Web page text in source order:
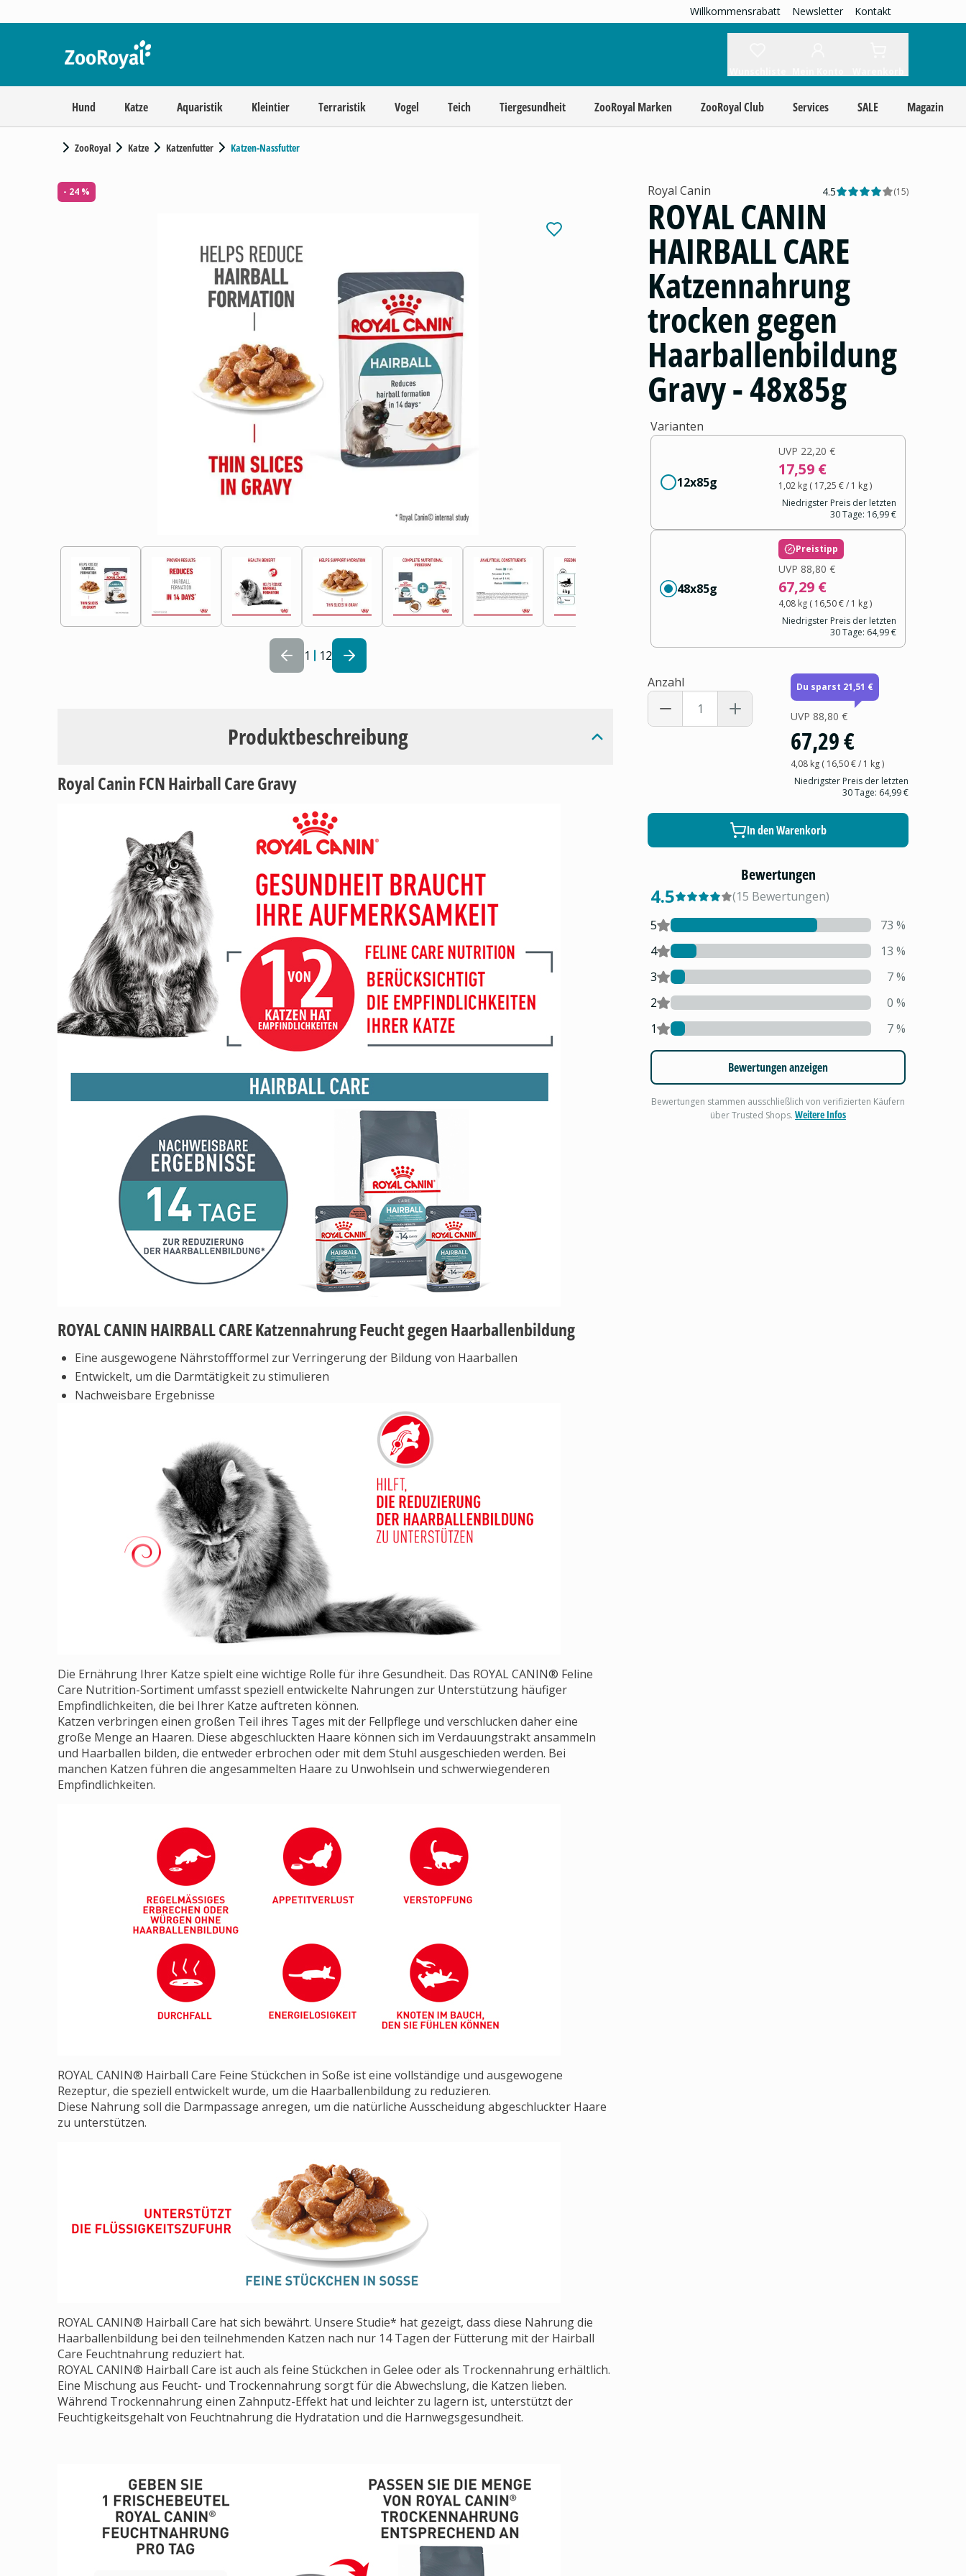
Willkommensrabatt Newsletter Kontakt
Hund Katze Aquaristik Kleintier Terraristik Vogel Teich Tiergesundheit ZooRoyal Marken ZooRoyal Club Services SALE Magazin
ZooRoyal Katze Katzenfutter Katzen-Nassfutter
- 24 %
1 12
Produktbeschreibung
Royal Canin FCN Hairball Care Gravy
ROYAL CANIN HAIRBALL CARE Katzennahrung Feucht gegen Haarballenbildung
Eine ausgewogene Nährstoffformel zur Verringerung der Bildung von Haarballen
Entwickelt, um die Darmtätigkeit zu stimulieren
Nachweisbare Ergebnisse
Die Ernährung Ihrer Katze spielt eine wichtige Rolle für ihre Gesundheit. Das ROYAL CANIN® Feline
Care Nutrition-Sortiment umfasst speziell entwickelte Nahrungen zur Unterstützung häufiger
Empfindlichkeiten, die bei Ihrer Katze auftreten können.
Katzen verbringen einen großen Teil ihres Tages mit der Fellpflege und verschlucken daher eine
große Menge an Haaren. Diese abgeschluckten Haare können sich im Verdauungstrakt ansammeln
und Haarballen bilden, die entweder erbrochen oder mit dem Stuhl ausgeschieden werden. Bei
manchen Katzen führen die angesammelten Haare zu Unwohlsein und schwerwiegenderen
Empfindlichkeiten.
ROYAL CANIN® Hairball Care Feine Stückchen in Soße ist eine vollständige und ausgewogene
Rezeptur, die speziell entwickelt wurde, um die Haarballenbildung zu reduzieren.
Diese Nahrung soll die Darmpassage anregen, um die natürliche Ausscheidung abgeschluckter Haare
zu unterstützen.
ROYAL CANIN® Hairball Care hat sich bewährt. Unsere Studie* hat gezeigt, dass diese Nahrung die
Haarballenbildung bei den teilnehmenden Katzen nach nur 14 Tagen der Fütterung mit der Hairball
Care Feuchtnahrung reduziert hat.
ROYAL CANIN® Hairball Care ist auch als feine Stückchen in Gelee oder als Trockennahrung erhältlich.
Eine Mischung aus Feucht- und Trockennahrung sorgt für die Abwechslung, die Katzen lieben.
Während Trockennahrung einen Zahnputz-Effekt hat und leichter zu lagern ist, unterstützt der
Feuchtigkeitsgehalt von Feuchtnahrung die Hydratation und die Harnwegsgesundheit.
Royal Canin 4.5 (15)
ROYAL CANIN
HAIRBALL CARE
Katzennahrung
trocken gegen
Haarballenbildung
Gravy - 48x85g
Varianten
12x85g
UVP 22,20 €
17,59 €
1,02 kg( 17,25 €/ 1 kg)
Niedrigster Preis der letzten
30 Tage: 16,99 €
48x85g
Preistipp
UVP 88,80 €
67,29 €
4,08 kg( 16,50 €/ 1 kg)
Niedrigster Preis der letzten
30 Tage: 64,99 €
Anzahl Du sparst 21,51 €
UVP 88,80 €
67,29 €
4,08 kg( 16,50 €/ 1 kg)
Niedrigster Preis der letzten
30 Tage: 64,99 €
In den Warenkorb
Bewertungen
4.5 (15 Bewertungen)
5
73 %
4
13 %
3
7%
2
0 %
1
7%
Bewertungen anzeigen
Bewertungen stammen ausschließlich von verifizierten Käufern
über Trusted Shops.Weitere Infos